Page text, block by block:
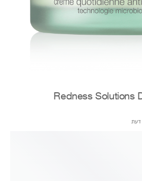
Redness Solutions
דעת